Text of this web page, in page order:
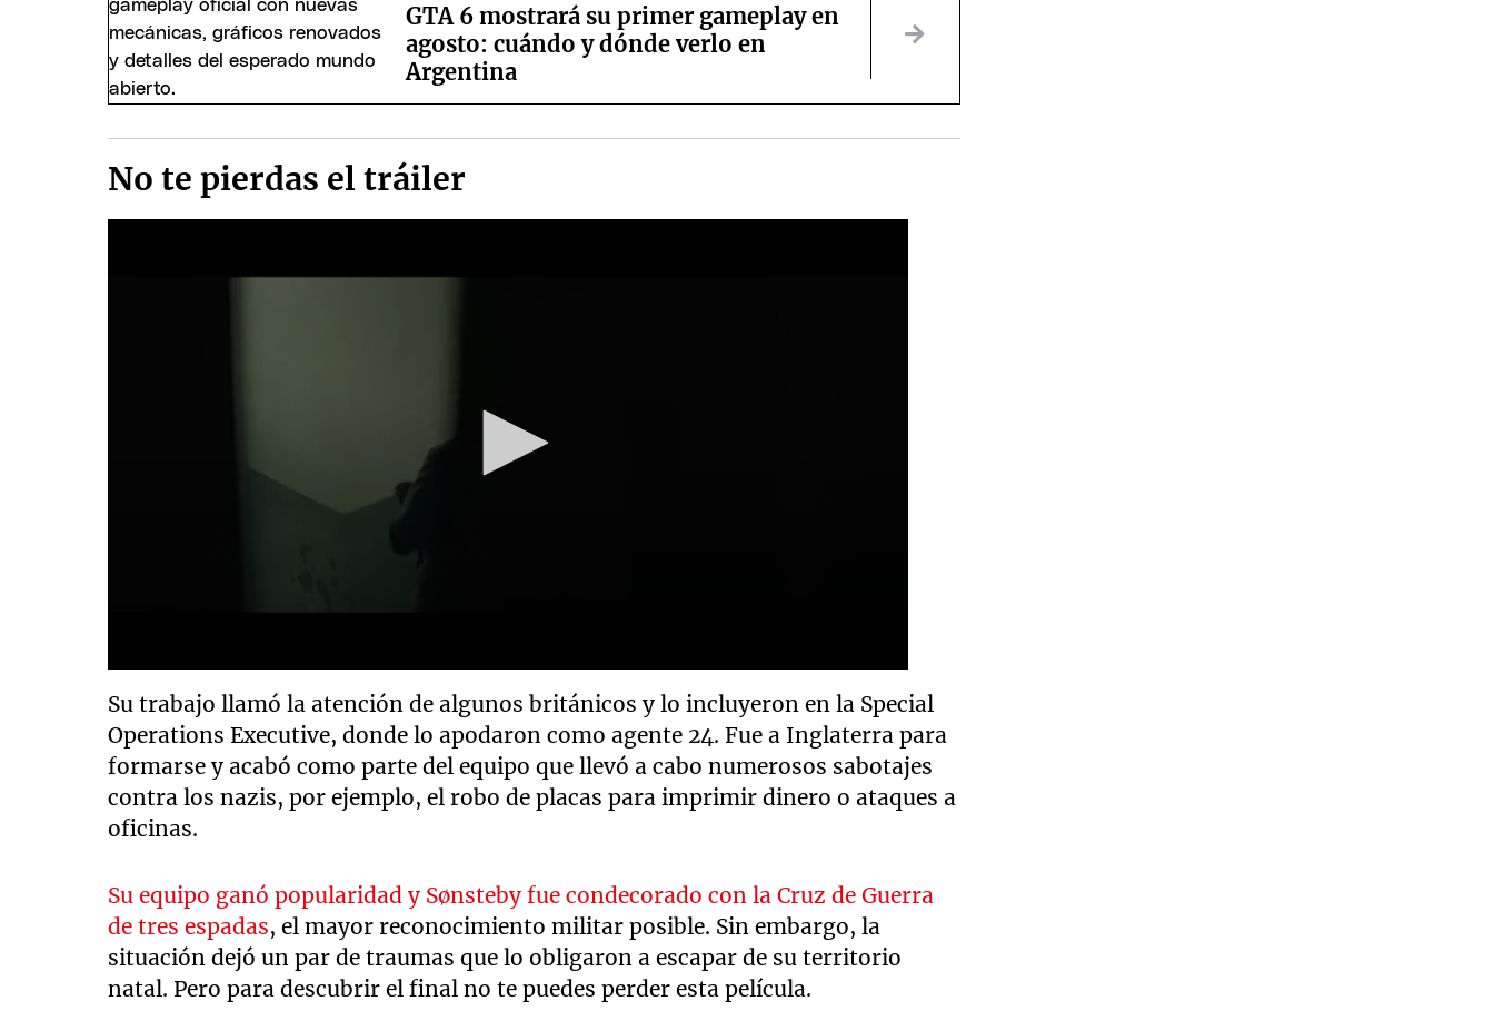
GTA 6 mostrará su primer gameplay en
agosto: cuándo y dónde verlo en
Argentina
No te pierdas el tráiler
Su trabajo llamó la atención de algunos británicos y lo incluyeron en la Special
Operations Executive, donde lo apodaron como agente 24. Fue a Inglaterra para
formarse y acabó como parte del equipo que llevó a cabo numerosos sabotajes
contra los nazis, por ejemplo, el robo de placas para imprimir dinero o ataques a
oficinas.
Su equipo ganó popularidad y Sønsteby fue condecorado con la Cruz de Guerra
de tres espadas, el mayor reconocimiento militar posible. Sin embargo, la
situación dejó un par de traumas que lo obligaron a escapar de su territorio
natal. Pero para descubrir el final no te puedes perder esta película.